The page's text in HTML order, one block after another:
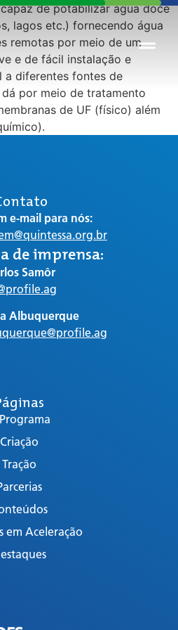
de potabilizar água doce
lagos etc.) fornecendo água
remotas por meio de um
e de fácil instalação e
a diferentes fontes de
por meio de tratamento
de UF (físico) além
Criação
Tração
em Aceleração
e-mail para nós:
de imprensa:
Samôr
Albuquerque